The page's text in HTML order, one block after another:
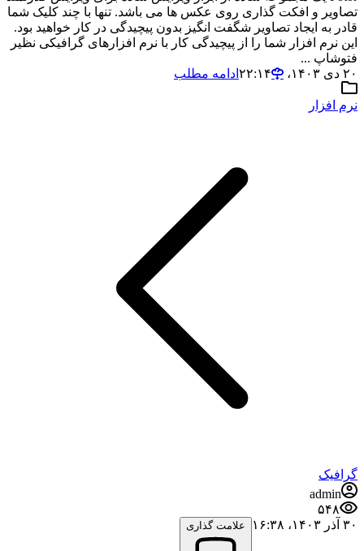
تصاویر و افکت گذاری روی عکس ها می باشد. تنها با چند کلیک شما
قادر به ایجاد تصاویر شگفت انگیز بدون پیچیدگی در کار خواهید بود.
این نرم افزار شما را از پیچیدگی کار با نرم افزارهای گرافیکی نظیر
فتوشاپ ...
۲۰ دی ۱۴۰۳،‏ ۲۲:۱۴
ادامه مطلب
نرم افزار
گرافیک
admin
۵۴۸
۳۰ آذر ۱۴۰۳،‏ ۱۶:۳۸
علامت گذاری